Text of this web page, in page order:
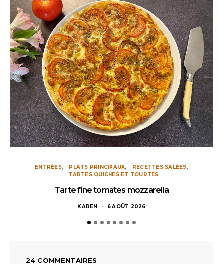
ENTRÉES PLATS PRINCIPAUX
RECETTES SALÉES
TARTES QUICHES ET TOURTES
Tarte fine tomates mozzarella
KAREN 6 AOÛT 2026
24 COMMENTAIRES